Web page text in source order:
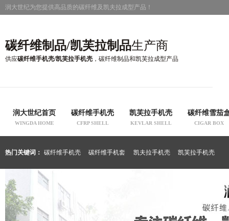
润大世纪为您提供高品质的碳纤维及凯夫拉成型产品！
碳纤维制品/凯芙拉制品生产商
供应碳纤维手机壳/凯芙拉手机壳 ，碳纤维制品和凯芙拉成型产品
润大世纪首页
WINGDA HOME
碳纤维手机壳
CFRP SHELL
凯芙拉手机壳
KEVLAR SHELL
碳纤维雪茄
CIGAR BOX
热门关键词： 碳纤维手机壳 碳纤维手机套 凯夫拉手机壳 凯芙拉手机壳